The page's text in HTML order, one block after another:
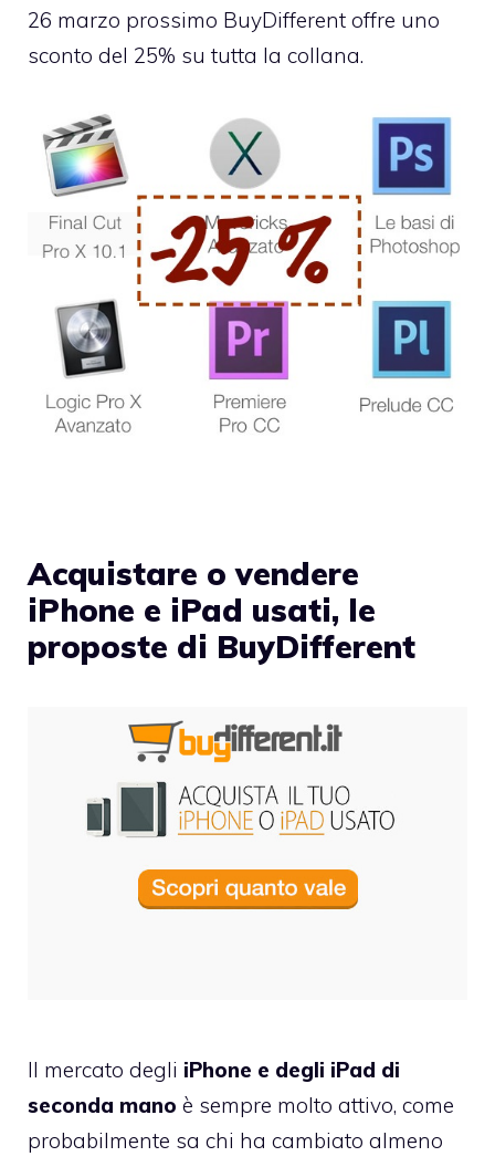
26 marzo prossimo BuyDifferent offre uno
sconto del 25% su tutta la collana.
Acquistare o vendere
iPhone e iPad usati, le
proposte di BuyDifferent
Il mercato degli iPhone e degli iPad di
seconda mano è sempre molto attivo, come
probabilmente sa chi ha cambiato almeno